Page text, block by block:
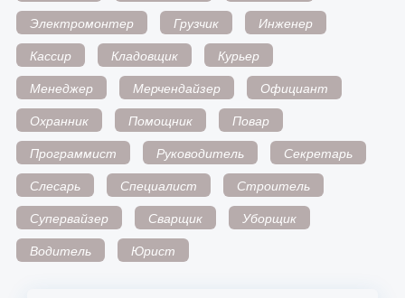
Электромонтер
Грузчик
Инженер
Кассир
Кладовщик
Курьер
Менеджер
Мерчендайзер
Официант
Охранник
Помощник
Повар
Программист
Руководитель
Секретарь
Слесарь
Специалист
Строитель
Супервайзер
Сварщик
Уборщик
Водитель
Юрист